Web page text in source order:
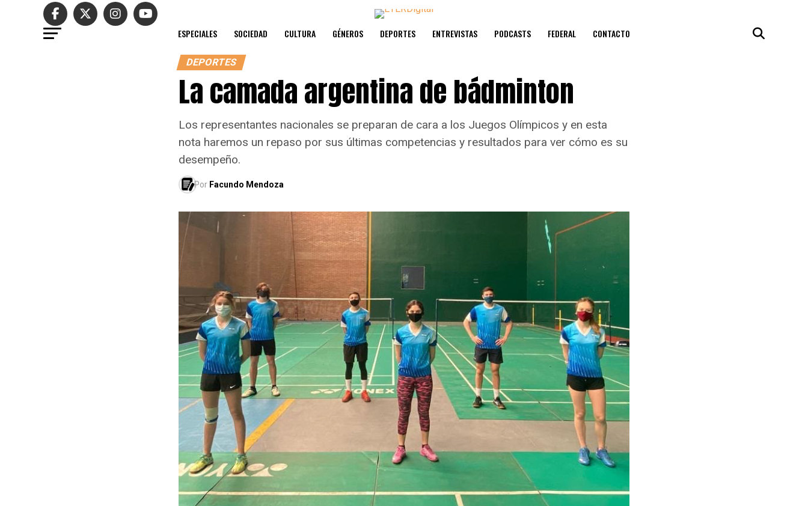
ESPECIALES SOCIEDAD CULTURA GÉNEROS DEPORTES ENTREVISTAS PODCASTS FEDERAL CONTACTO
DEPORTES
La camada argentina de bádminton
Los representantes nacionales se preparan de cara a los Juegos Olímpicos y en esta
nota haremos un repaso por sus últimas competencias y resultados para ver cómo es su
desempeño.
Por Facundo Mendoza